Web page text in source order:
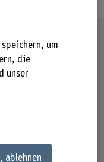
um
die
unser
ablehnen